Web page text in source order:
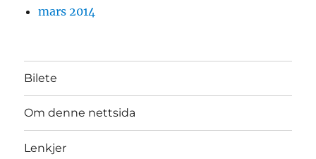
mars 2014
Bilete
Om denne nettsida
Lenkjer